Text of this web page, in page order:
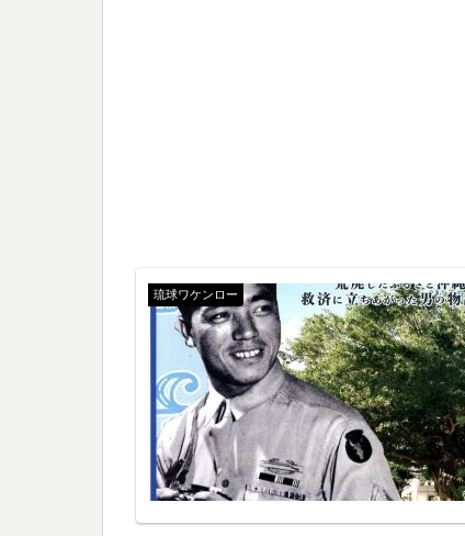
琉球ワケンロー